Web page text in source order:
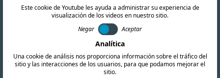
Este cookie de Youtube les ayuda a administrar su experiencia de
visualización de los videos en nuestro sitio.
Negar
Aceptar
Analítica
Una cookie de análisis nos proporciona información sobre el tráfico del
sitio y las interacciones de los usuarios, para que podamos mejorar el
sitio.